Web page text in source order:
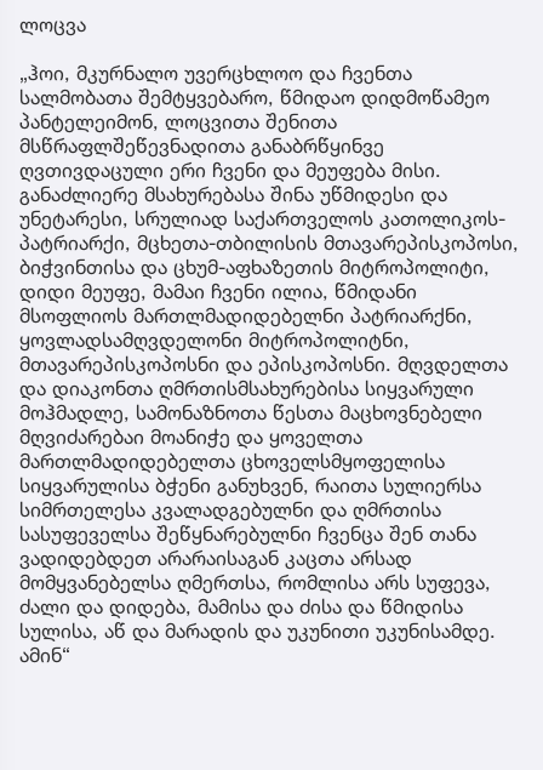
ლოცვა
„ჰოი, მკურნალო უვერცხლოო და ჩვენთა
სალმობათა შემტყვებარო, წმიდაო დიდმოწამეო
პანტელეიმონ, ლოცვითა შენითა
მსწრაფლშეწევნადითა განაბრწყინვე
ღვთივდაცული ერი ჩვენი და მეუფება მისი.
განაძლიერე მსახურებასა შინა უწმიდესი და
უნეტარესი, სრულიად საქართველოს კათოლიკოს-
პატრიარქი, მცხეთა-თბილისის მთავარეპისკოპოსი,
ბიჭვინთისა და ცხუმ-აფხაზეთის მიტროპოლიტი,
დიდი მეუფე, მამაი ჩვენი ილია, წმიდანი
მსოფლიოს მართლმადიდებელნი პატრიარქნი,
ყოვლადსამღვდელონი მიტროპოლიტნი,
მთავარეპისკოპოსნი და ეპისკოპოსნი. მღვდელთა
და დიაკონთა ღმრთისმსახურებისა სიყვარული
მოჰმადლე, სამონაზნოთა წესთა მაცხოვნებელი
მღვიძარებაი მოანიჭე და ყოველთა
მართლმადიდებელთა ცხოველსმყოფელისა
სიყვარულისა ბჭენი განუხვენ, რაითა სულიერსა
სიმრთელესა კვალადგებულნი და ღმრთისა
სასუფეველსა შეწყნარებულნი ჩვენცა შენ თანა
ვადიდებდეთ არარაისაგან კაცთა არსად
მომყვანებელსა ღმერთსა, რომლისა არს სუფევა,
ძალი და დიდება, მამისა და ძისა და წმიდისა
სულისა, აწ და მარადის და უკუნითი უკუნისამდე.
ამინ“